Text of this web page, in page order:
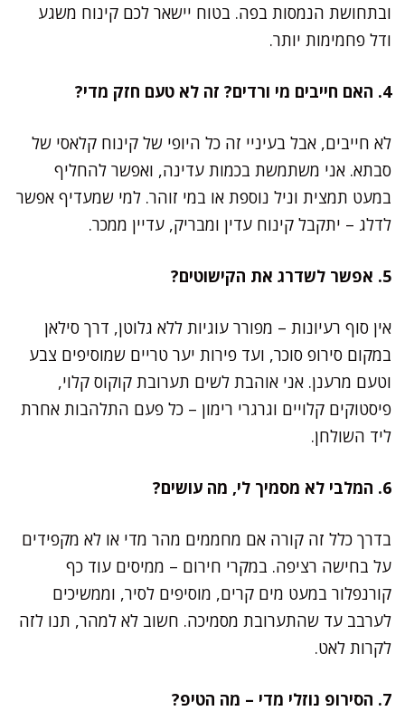
ובתחושת הנמסות בפה. בטוח יישאר לכם קינוח משגע
ודל פחמימות יותר.
4. האם חייבים מי ורדים? זה לא טעם חזק מדי?
לא חייבים, אבל בעיניי זה כל היופי של קינוח קלאסי של
סבתא. אני משתמשת בכמות עדינה, ואפשר להחליף
במעט תמצית וניל נוספת או במי זוהר. למי שמעדיף אפשר
לדלג – יתקבל קינוח עדין ומבריק, עדיין ממכר.
5. אפשר לשדרג את הקישוטים?
אין סוף רעיונות – מפורר עוגיות ללא גלוטן, דרך סילאן
במקום סירופ סוכר, ועד פירות יער טריים שמוסיפים צבע
וטעם מרענן. אני אוהבת לשים תערובת קוקוס קלוי,
פיסטוקים קלויים וגרגרי רימון – כל פעם התלהבות אחרת
ליד השולחן.
6. המלבי לא מסמיך לי, מה עושים?
בדרך כלל זה קורה אם מחממים מהר מדי או לא מקפידים
על בחישה רציפה. במקרי חירום – ממיסים עוד כף
קורנפלור במעט מים קרים, מוסיפים לסיר, וממשיכים
לערבב עד שהתערובת מסמיכה. חשוב לא למהר, תנו לזה
לקרות לאט.
7. הסירופ נוזלי מדי – מה הטיפ?